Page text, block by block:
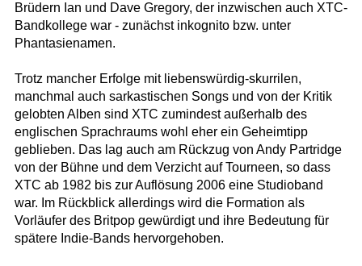
Brüdern Ian und Dave Gregory, der inzwischen auch XTC-
Bandkollege war - zunächst inkognito bzw. unter
Phantasienamen.
Trotz mancher Erfolge mit liebenswürdig-skurrilen,
manchmal auch sarkastischen Songs und von der Kritik
gelobten Alben sind XTC zumindest außerhalb des
englischen Sprachraums wohl eher ein Geheimtipp
geblieben. Das lag auch am Rückzug von Andy Partridge
von der Bühne und dem Verzicht auf Tourneen, so dass
XTC ab 1982 bis zur Auflösung 2006 eine Studioband
war. Im Rückblick allerdings wird die Formation als
Vorläufer des Britpop gewürdigt und ihre Bedeutung für
spätere Indie-Bands hervorgehoben.